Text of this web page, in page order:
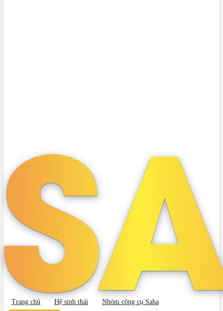
Trang chủ Hệ sinh thái
Nhóm công cụ Saha